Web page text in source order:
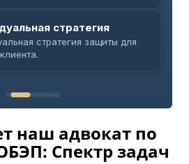
стратегия
стратегия защиты для
наш адвокат по
Спектр задач